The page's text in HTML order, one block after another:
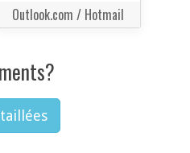
Outlook.com / Hotmail